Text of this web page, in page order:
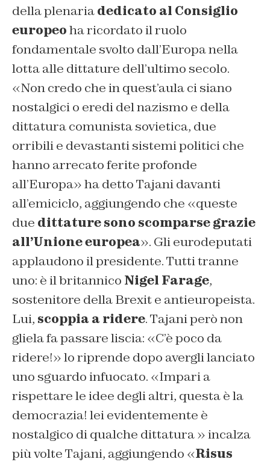
della plenariadedicato al Consiglio
europeoha ricordato il ruolo
fondamentale svolto dall’Europa nella
lotta alle dittature dell’ultimo secolo.
«Non credo che in quest’aula ci siano
nostalgici o eredi del nazismo e della
dittatura comunista sovietica, due
orribili e devastanti sistemi politici che
hanno arrecato ferite profonde
all’Europa» ha detto Tajani davanti
all’emiciclo, aggiungendo che «queste
due dittature sono scomparse grazie
all’Unione europea». Gli eurodeputati
applaudono il presidente. Tutti tranne
uno: è il britannico Nigel Farage,
sostenitore della Brexit e antieuropeista.
Lui, scoppia a ridere. Tajani però non
gliela fa passare liscia: «C’è poco da
ridere!» lo riprende dopo avergli lanciato
uno sguardo infuocato. «Impari a
rispettare le idee degli altri, questa è la
democrazia! lei evidentemente è
nostalgico di qualche dittatura » incalza
più volte Tajani, aggiungendo «Risus